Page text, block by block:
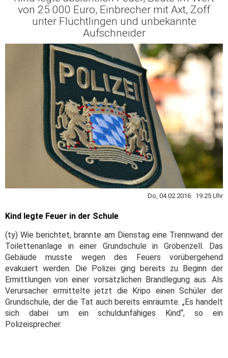
von 25 000 Euro, Einbrecher mit Axt, Zoff
unter Flüchtlingen und unbekannte
Aufschneider
Do, 04.02.2016 19:25 Uhr
Kind legte Feuer in der Schule
(ty) Wie berichtet, brannte am Dienstag eine Trennwand der
Toilettenanlage in einer Grundschule in Gröbenzell. Das
Gebäude musste wegen des Feuers vorübergehend
evakuiert werden. Die Polizei ging bereits zu Beginn der
Ermittlungen von einer vorsätzlichen Brandlegung aus. Als
Verursacher ermittelte jetzt die Kripo einen Schüler der
Grundschule, der die Tat auch bereits einräumte. „Es handelt
sich dabei um ein schuldunfähiges Kind“, so ein
Polizeisprecher.